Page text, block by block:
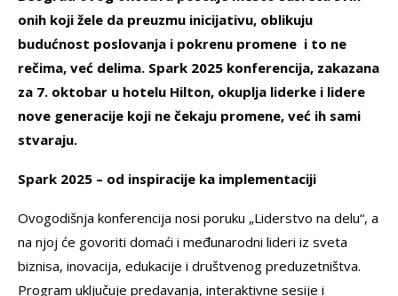
onih koji žele da preuzmu inicijativu, oblikuju
budućnost poslovanja i pokrenu promene i to ne
rečima, već delima. Spark 2025 konferencija, zakazana
za 7. oktobar u hotelu Hilton, okuplja liderke i lidere
nove generacije koji ne čekaju promene, već ih sami
stvaraju.
Spark 2025 – od inspiracije ka implementaciji
Ovogodišnja konferencija nosi poruku „Liderstvo na delu“, a
na njoj će govoriti domaći i međunarodni lideri iz sveta
biznisa, inovacija, edukacije i društvenog preduzetništva.
Program uključuje predavanja, interaktivne sesije i